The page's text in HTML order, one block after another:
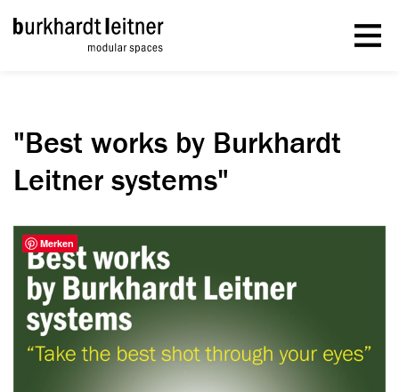
"Best works by Burkhardt
Leitner systems"
Merken